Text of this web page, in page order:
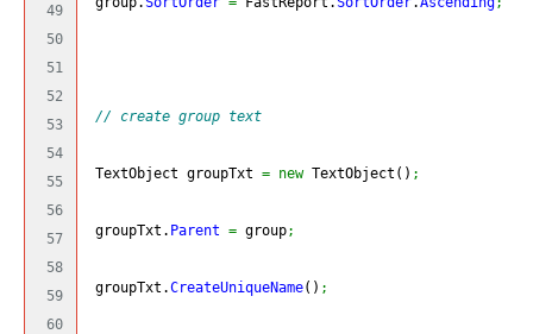
49
50
51
52
53
54
55
56
57
58
59
60
// create group text
TextObject groupTxt = new TextObject ( ) ;
groupTxt. Parent = group;
groupTxt.CreateUniqueName( ) ;